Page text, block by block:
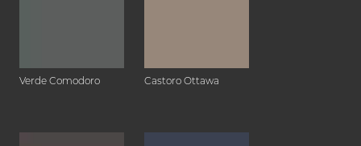
Verde Comodoro Castoro Ottawa